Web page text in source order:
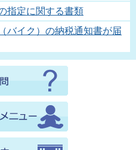
指定に関する書類
バイク）の納税通知書が届